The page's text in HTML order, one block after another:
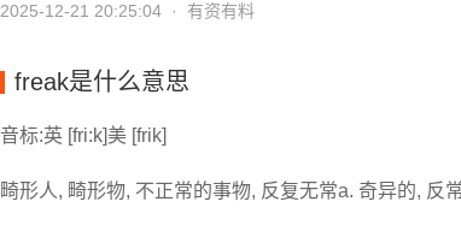
2025-12-21 20:25:04 · 有资有料
freak是什么意思
音标:英 [fri:k]美 [frik]
畸形人, 畸形物, 不正常的事物, 反复无常a. 奇异的, 反